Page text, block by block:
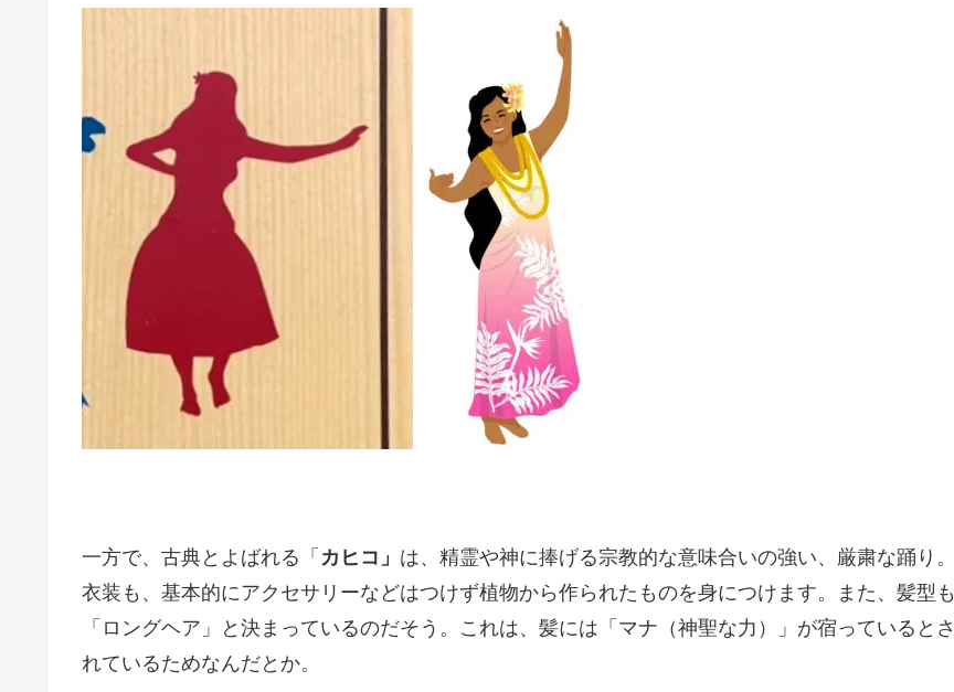
一方で、古典とよばれる「 カヒコ」 は、精霊や神に捧げる宗教的な意味合いの強い、厳粛な踊り。
衣装も、基本的にアクセサリーなどはつけず植物から作られたものを身につけます。また、髪型も
「ロングヘア」と決まっているのだそう。これは、髪には「マナ（神聖な力）」が宿っているとさ
れているためなんだとか。